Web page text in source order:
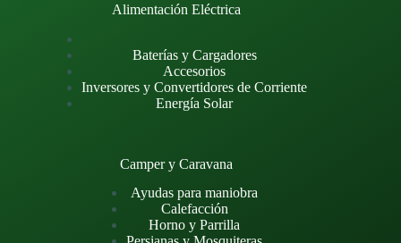
Alimentación Eléctrica
Baterías y Cargadores
Accesorios
Inversores y Convertidores de Corriente
Energía Solar
Camper y Caravana
Ayudas para maniobra
Calefacción
Horno y Parrilla